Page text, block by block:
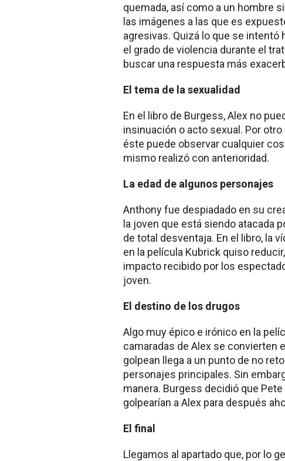
quemada, así como a un hombre
las imágenes a las que es
agresivas. Quizá lo que se
el grado de violencia durante el
buscar una respuesta más
El tema de la sexualidad
En el libro de Burgess, Alex no
insinuación o acto sexual. Por
éste puede observar cualquier
mismo realizó con anterioridad.
La edad de algunos personajes
Anthony fue despiadado en su
la joven que está siendo atacada
de total desventaja. En el libro, la
en la película Kubrick quiso
impacto recibido por los
joven.
El destino de los drugos
Algo muy épico e irónico en la
camaradas de Alex se convierten
golpean llega a un punto de no
personajes principales. Sin
manera. Burgess decidió que
golpearían a Alex para después
El final
Llegamos al apartado que, por lo